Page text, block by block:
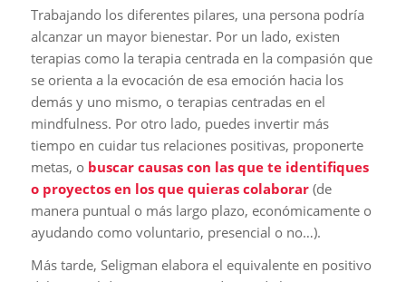
Trabajando los diferentes pilares, una persona podría
alcanzar un mayor bienestar. Por un lado, existen
terapias como la terapia centrada en la compasión que
se orienta a la evocación de esa emoción hacia los
demás y uno mismo, o terapias centradas en el
mindfulness. Por otro lado, puedes invertir más
tiempo en cuidar tus relaciones positivas, proponerte
metas, o buscar causas con las que te identifiques
o proyectos en los que quieras colaborar(de
manera puntual o más largo plazo, económicamente o
ayudando como voluntario, presencial o no…).
Más tarde, Seligman elabora el equivalente en positivo